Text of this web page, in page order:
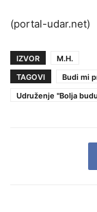
(portal-udar.net)
IZVOR
M.H.
TAGOVI
Budi mi
Udruženje "Bolja